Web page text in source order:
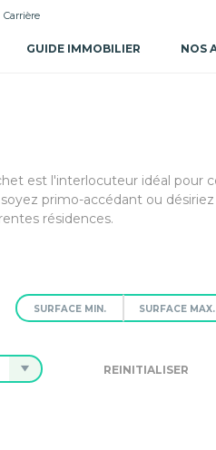
Carrière
GUIDE IMMOBILIER NOS
est l'interlocuteur idéal pour
primo-accédant ou
résidences.